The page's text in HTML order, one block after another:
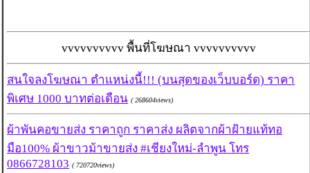
vvvvvvvvvv พื้นที่โฆษณา vvvvvvvvvv
สนใจลงโฆษณา ตำแหน่งนี้!!! (บนสุดของเว็บบอร์ด) ราคา
พิเศษ 1000 บาทต่อเดือน ( 268604views)
ผ้าพันคอขายส่ง ราคาถูก ราคาส่ง ผลิตจากผ้าฝ้ายแท้ทอ
มือ100% ผ้าขาวม้าขายส่ง #เชียงใหม่-ลำพูน โทร
0866728103 ( 720720views)